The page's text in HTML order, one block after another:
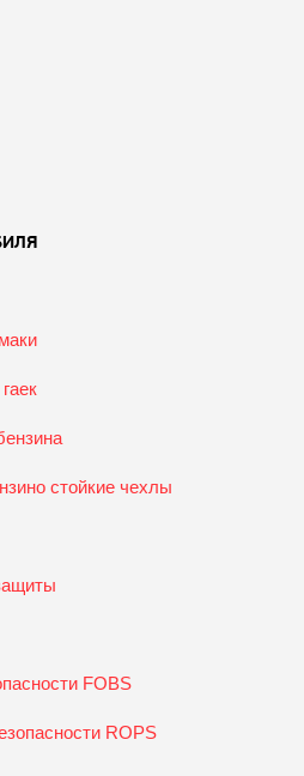
стойкие чехлы
Внешние каркасы безопасности FOBS
ROPS